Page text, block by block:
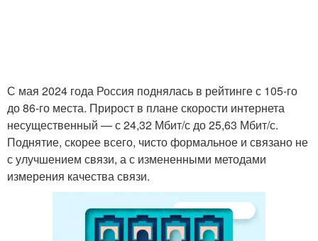
С мая 2024 года Россия поднялась в рейтинге с 105-го
до 86-го места. Прирост в плане скорости интернета
несущественный — с 24,32 Мбит/с до 25,63 Мбит/с.
Поднятие, скорее всего, чисто формальное и связано не
с улучшением связи, а с измененными методами
измерения качества связи.